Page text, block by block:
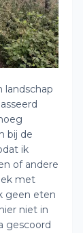
landschap
bij de
ik
of andere
met
geen eten
niet in
gescoord